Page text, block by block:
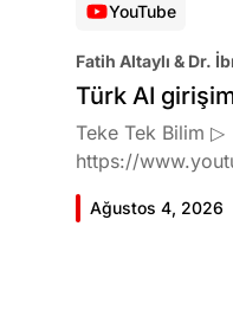
YouTube
Fatih Altaylı & Dr.
Türk AI
Teke Tek Bilim ▷
https://
Giriş 01:51
akademik
Ağustos 4, 2026